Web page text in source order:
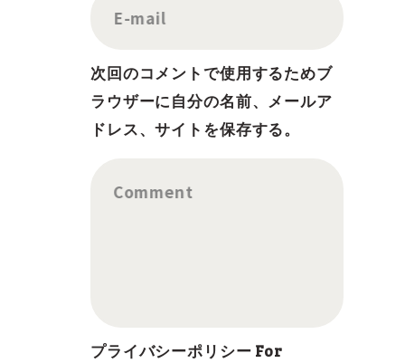
E-mail
次回のコメントで使用するためブ
ラウザーに自分の名前、メールア
ドレス、サイトを保存する。
Comment
プライバシーポリシー For